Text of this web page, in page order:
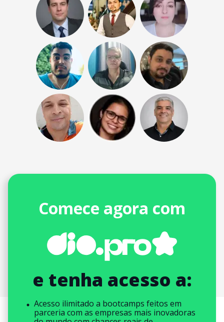
Comece agora com
e tenha acesso a:
Acesso ilimitado a bootcamps feitos em
parceria com as empresas mais inovadoras